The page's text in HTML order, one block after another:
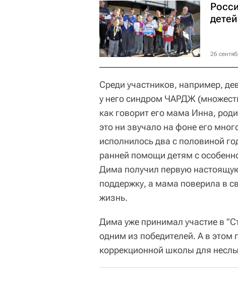
26
Среди участников, например,
у него синдром ЧАРДЖ
как говорит его мама Инна,
это ни звучало на фоне его
исполнилось два с половиной
ранней помощи детям с
Дима получил первую
поддержку, а мама поверила в
жизнь.
Дима уже принимал участие в
одним из победителей. А в
коррекционной школы для